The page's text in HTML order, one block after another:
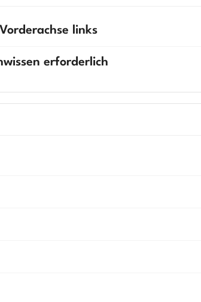
links
erforderlich